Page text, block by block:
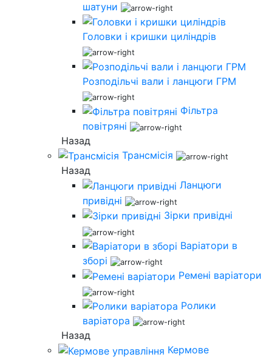
шатуни
Головки і кришки циліндрів
Розподільчі вали і ланцюги ГРМ
Фільтра
повітряні
Назад
Трансмісія
Назад
Ланцюги
привідні
Зірки привідні
Варіатори в
зборі
Ремені варіатори
Ролики
варіатора
Назад
Кермове